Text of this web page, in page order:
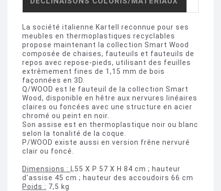
La société italienne Kartell reconnue pour ses
meubles en thermoplastiques recyclables
propose maintenant la collection Smart Wood
composée de chaises, fauteuils et fauteuils de
repos avec repose-pieds, utilisant des feuilles
extrêmement fines de 1,15 mm de bois
façonnées en 3D.
Q/WOOD est le fauteuil de la collection Smart
Wood, disponible en hêtre aux nervures linéaires
claires ou foncées avec une structure en acier
chromé ou peint en noir.
Son assise est en thermoplastique noir ou blanc
selon la tonalité de la coque.
P/WOOD existe aussi en version frêne nervuré
clair ou foncé.
Dimensions : L55 X P 57 X H 84 cm ; hauteur
d'assise 45 cm ; hauteur des accoudoirs 66 cm
Poids : 7,5 kg